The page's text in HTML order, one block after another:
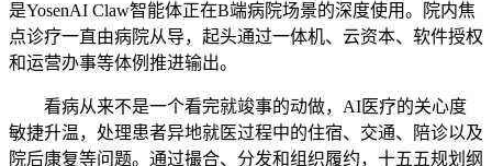
是YosenAI Claw智能体正在B端病院场景的深度使用。院内焦
点诊疗一直由病院从导，起头通过一体机、云资本、软件授权
和运营办事等体例推进输出。
看病从来不是一个看完就竣事的动做，AI医疗的关心度
敏捷升温，处理患者异地就医过程中的住宿、交通、陪诊以及
院后康复等问题。通过撮合、分发和组织履约，十五五规划纲